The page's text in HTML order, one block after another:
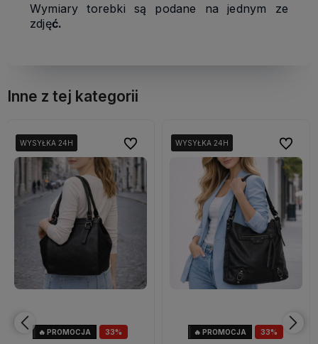
Wymiary torebki są podane na jednym ze
zdjęć.
Inne z tej kategorii
33%
🔥 PROMOCJA
WYSYŁKA 24H
WYSYŁKA 24H
WYSYŁKA 24H Do ulubionych
Do ulubionych
33%
🔥 PROMOCJA
WYSYŁKA 24H
WYSYŁKA 24H
WYSYŁKA 24H Do
Do